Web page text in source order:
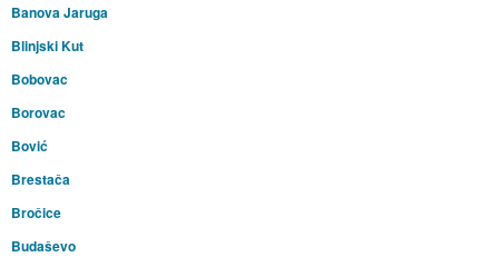
Banova Jaruga
Blinjski Kut
Bobovac
Borovac
Bović
Brestača
Bročice
Budaševo